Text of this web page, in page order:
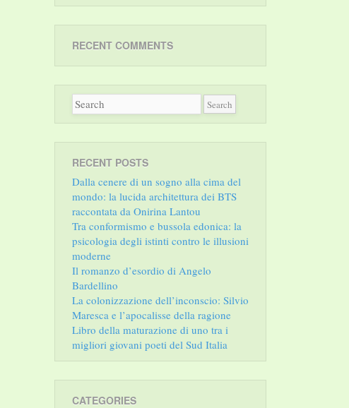
RECENT COMMENTS
RECENT POSTS
Dalla cenere di un sogno alla cima del
mondo: la lucida architettura dei BTS
raccontata da Onirina Lantou
Tra conformismo e bussola edonica: la
psicologia degli istinti contro le illusioni
moderne
Il romanzo d’esordio di Angelo
Bardellino
La colonizzazione dell’inconscio: Silvio
Maresca e l’apocalisse della ragione
Libro della maturazione di uno tra i
migliori giovani poeti del Sud Italia
CATEGORIES